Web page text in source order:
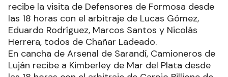
recibe la visita de Defensores de Formosa desde
las 18 horas con el arbitraje de Lucas Gómez,
Eduardo Rodríguez, Marcos Santos y Nicolás
Herrera, todos de Chañar Ladeado.
En cancha de Arsenal de Sarandí, Camioneros de
Luján recibe a Kimberley de Mar del Plata desde